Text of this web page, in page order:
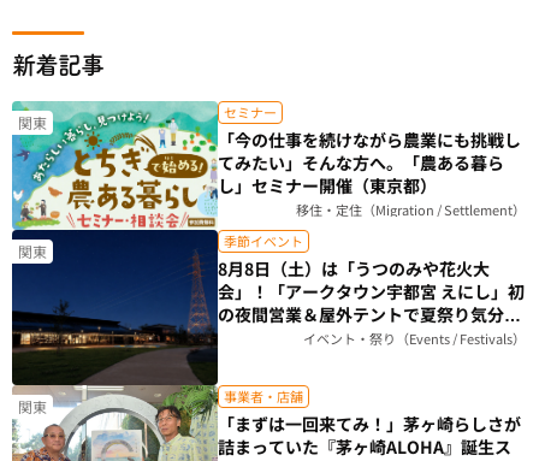
新着記事
関東 セミナー
「今の仕事を続けながら農業にも挑戦し
てみたい」そんな方へ。「農ある暮ら
し」セミナー開催（東京都）
移住・定住（Migration / Settlement）
関東 季節イベント
8月8日（土）は「うつのみや花火大
会」！「アークタウン宇都宮 えにし」初
の夜間営業＆屋外テントで夏祭り気分を
楽しもう（栃木県）イベント・祭り（Events / Festivals）
関東 事業者・店舗
「まずは一回来てみ！」茅ヶ崎らしさが
詰まっていた『茅ヶ崎ALOHA』誕生ス